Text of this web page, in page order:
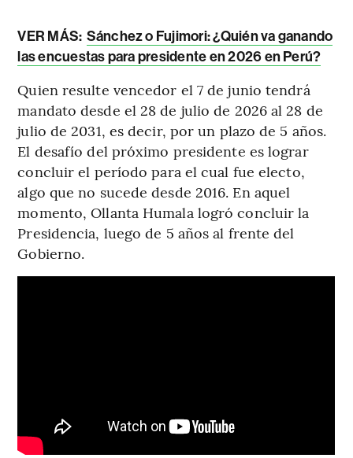
VER MÁS: Sánchez o Fujimori: ¿Quién va ganando
las encuestas para presidente en 2026 en Perú?
Quien resulte vencedor el 7 de junio tendrá
mandato desde el 28 de julio de 2026 al 28 de
julio de 2031, es decir, por un plazo de 5 años.
El desafío del próximo presidente es lograr
concluir el período para el cual fue electo,
algo que no sucede desde 2016. En aquel
momento, Ollanta Humala logró concluir la
Presidencia, luego de 5 años al frente del
Gobierno.